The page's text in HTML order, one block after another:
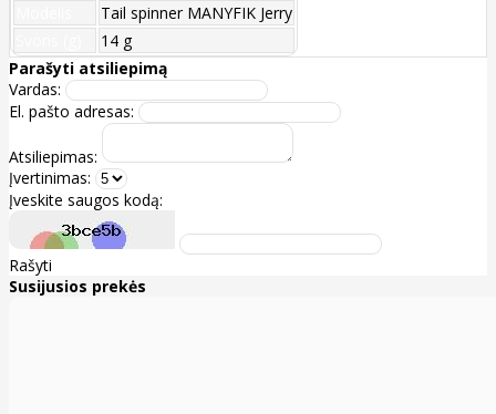
Tail spinner MANYFIK Jerry
14 g
Parašyti atsiliepimą
Vardas:
El. pašto adresas:
Atsiliepimas:
Įvertinimas:
Įveskite saugos kodą:
Rašyti
Susijusios prekės